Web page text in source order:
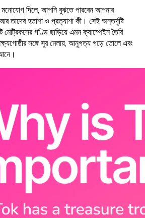
দিলে, আপনি বুঝতে পারবেন আপনার
তাদের হতাশা ও প্রত্যাশা কী। সেই অন্তর্দৃষ্টি
মেট্রিকসের গণ্ডি ছাড়িয়ে এমন ক্যাম্পেইন তৈরি
সঙ্গে সুর মেলায়, আনুগত্য গড়ে তোলে এবং